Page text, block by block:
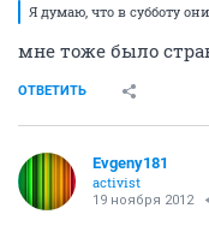
Я думаю, что в субботу
мне тоже было
ОТВЕТИТЬ
Evgeny181
activist
19 ноября 2012